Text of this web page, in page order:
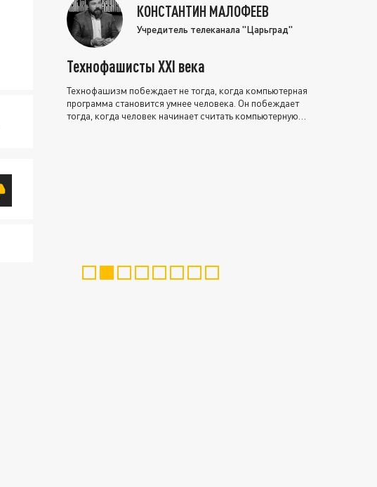
КОНСТАНТИН МАЛОФЕЕВ
Учредитель телеканала "Царьград"
Технофашисты XXI века
Технофашизм побеждает не тогда, когда компьютерная
программа становится умнее человека. Он побеждает
тогда, когда человек начинает считать компьютерную